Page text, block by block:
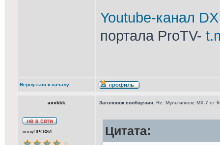
Youtube-канал
портала ProTV-
Вернуться к началу
avvkkk Заголовок сообщения: Re: Мультиплекс МХ-7 от
полуПРОФИ Цитата: